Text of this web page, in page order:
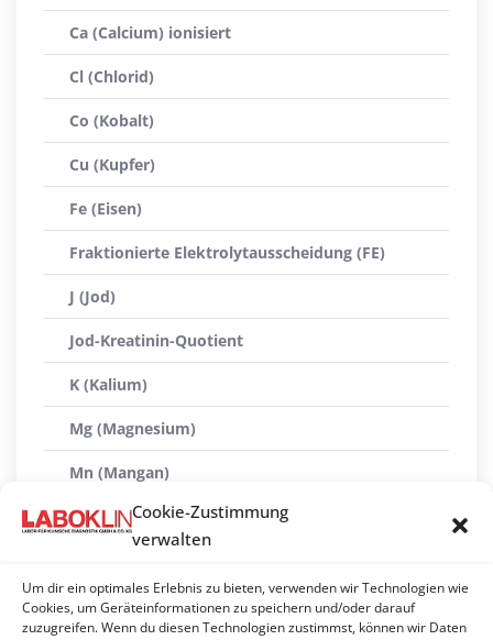
Cookie-Zustimmung
verwalten
Um dir ein optimales Erlebnis zu bieten, verwenden wir Technologien wie
Cookies, um Geräteinformationen zu speichern und/oder darauf
zuzugreifen. Wenn du diesen Technologien zustimmst, können wir Daten
Ca (Calcium) ionisiert
Cl (Chlorid)
Co (Kobalt)
Cu (Kupfer)
Fe (Eisen)
Fraktionierte Elektrolytausscheidung (FE)
J (Jod)
Jod-Kreatinin-Quotient
K (Kalium)
Mg (Magnesium)
Mn (Mangan)
Mo (Molybdän)
PO4 (Phosphat anorganisch)